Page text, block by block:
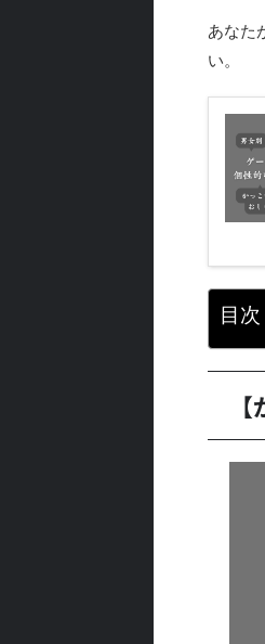
あなた
い。
目次